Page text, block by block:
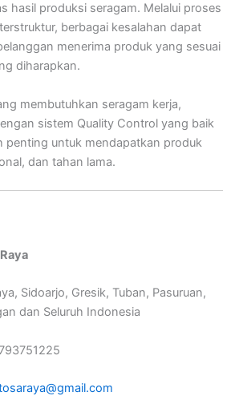
hasil produksi seragam. Melalui proses
berbagai kesalahan dapat
menerima produk yang sesuai
diharapkan.
membutuhkan seragam kerja,
sistem Quality Control yang baik
penting untuk mendapatkan produk
dan tahan lama.
Sidoarjo, Gresik, Tuban, Pasuruan,
dan Seluruh Indonesia